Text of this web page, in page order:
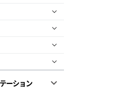
ーション